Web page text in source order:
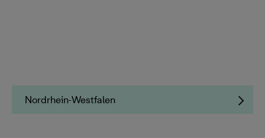
Nordrhein-Westfalen